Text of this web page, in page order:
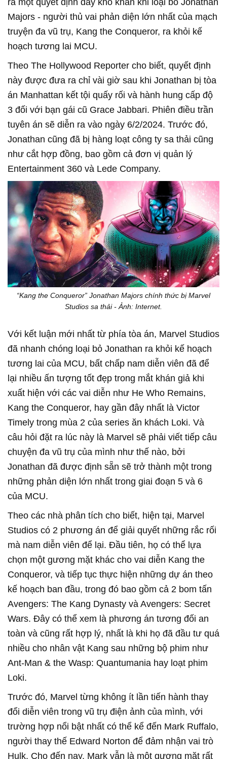
ra một quyết định đầy khó khăn khi loại bỏ Jonathan
Majors - người thủ vai phản diện lớn nhất của mạch
truyện đa vũ trụ, Kang the Conqueror, ra khỏi kế
hoạch tương lai MCU.
Theo The Hollywood Reporter cho biết, quyết định
này được đưa ra chỉ vài giờ sau khi Jonathan bị tòa
án Manhattan kết tội quấy rối và hành hung cấp độ
3 đối với bạn gái cũ Grace Jabbari. Phiên điều trần
tuyên án sẽ diễn ra vào ngày 6/2/2024. Trước đó,
Jonathan cũng đã bị hàng loạt công ty sa thải cũng
như cắt hợp đồng, bao gồm cả đơn vị quản lý
Entertainment 360 và Lede Company.
“Kang the Conqueror” Jonathan Majors chính thức bị Marvel
Studios sa thải - Ảnh: Internet.
Với kết luận mới nhất từ phía tòa án, Marvel Studios
đã nhanh chóng loại bỏ Jonathan ra khỏi kế hoạch
tương lai của MCU, bất chấp nam diễn viên đã để
lại nhiều ấn tượng tốt đẹp trong mắt khán giả khi
xuất hiện với các vai diễn như He Who Remains,
Kang the Conqueror, hay gần đây nhất là Victor
Timely trong mùa 2 của series ăn khách Loki. Và
câu hỏi đặt ra lúc này là Marvel sẽ phải viết tiếp câu
chuyện đa vũ trụ của mình như thế nào, bởi
Jonathan đã được định sẵn sẽ trở thành một trong
những phản diện lớn nhất trong giai đoạn 5 và 6
của MCU.
Theo các nhà phân tích cho biết, hiện tại, Marvel
Studios có 2 phương án để giải quyết những rắc rối
mà nam diễn viên để lại. Đầu tiên, họ có thể lựa
chọn một gương mặt khác cho vai diễn Kang the
Conqueror, và tiếp tục thực hiện những dự án theo
kế hoạch ban đầu, trong đó bao gồm cả 2 bom tấn
Avengers: The Kang Dynasty và Avengers: Secret
Wars. Đây có thể xem là phương án tương đối an
toàn và cũng rất hợp lý, nhất là khi họ đã đầu tư quá
nhiều cho nhân vật Kang sau những bộ phim như
Ant-Man & the Wasp: Quantumania hay loạt phim
Loki.
Trước đó, Marvel từng không ít lần tiến hành thay
đổi diễn viên trong vũ trụ điện ảnh của mình, với
trường hợp nổi bật nhất có thể kể đến Mark Ruffalo,
người thay thế Edward Norton để đảm nhận vai trò
Hulk. Cho đến nay, Mark vẫn là một gương mặt rất